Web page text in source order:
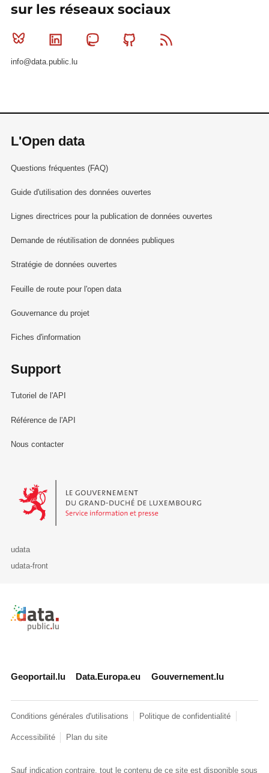
sur les réseaux sociaux
Bluesky Linkedin MastodonGithub
info@data.public.lu
L'Open data
Questions fréquentes (FAQ)
Guide d'utilisation des données ouvertes
Lignes directrices pour la publication de données ouvertes
Demande de réutilisation de données publiques
Stratégie de données ouvertes
Feuille de route pour l'open data
Gouvernance du projet
Fiches d'information
Support
Tutoriel de l'API
Référence de l'API
Nous contacter
Le Gouvernement du Grand-Duché de Luxembourg - Service
udata
udata-front
Retour à l'accueil de data.public.lu
Geoportail.lu Data.Europa.eu Gouvernement.lu
Conditions générales d'utilisations Politique de confidentialité
Accessibilité Plan du site
Sauf indication contraire, tout le contenu de ce site est disponible sous